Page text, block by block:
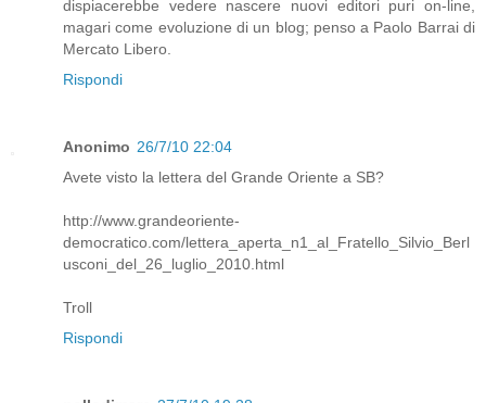
dispiacerebbe vedere nascere nuovi editori puri on-line,
magari come evoluzione di un blog; penso a Paolo Barrai di
Mercato Libero.
Rispondi
Anonimo 26/7/10 22:04
Avete visto la lettera del Grande Oriente a SB?
http://www.grandeoriente-
democratico.com/lettera_aperta_n1_al_Fratello_Silvio_Berl
usconi_del_26_luglio_2010.html
Troll
Rispondi